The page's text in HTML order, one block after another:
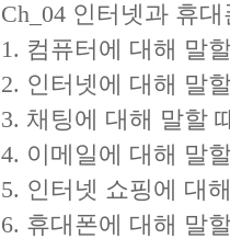
Ch_04 인터넷과 휴대
1. 컴퓨터에 대해 말
2. 인터넷에 대해 말
3. 채팅에 대해 말할
4. 이메일에 대해 말
5. 인터넷 쇼핑에 대
6. 휴대폰에 대해 말